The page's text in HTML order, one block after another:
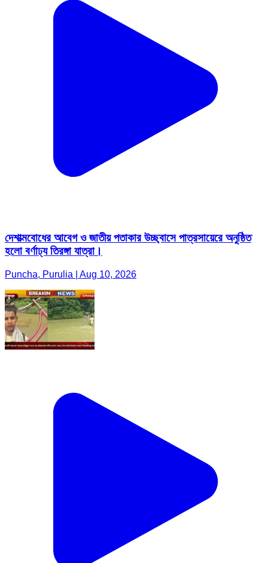
দেশাত্মবোধের আবেগ ও জাতীয় পতাকার উচ্ছ্বাসে পাত্রসায়েরে অনুষ্ঠিত
হলো বর্ণাঢ্য তিরঙ্গা যাত্রা।
Puncha, Purulia | Aug 10, 2026